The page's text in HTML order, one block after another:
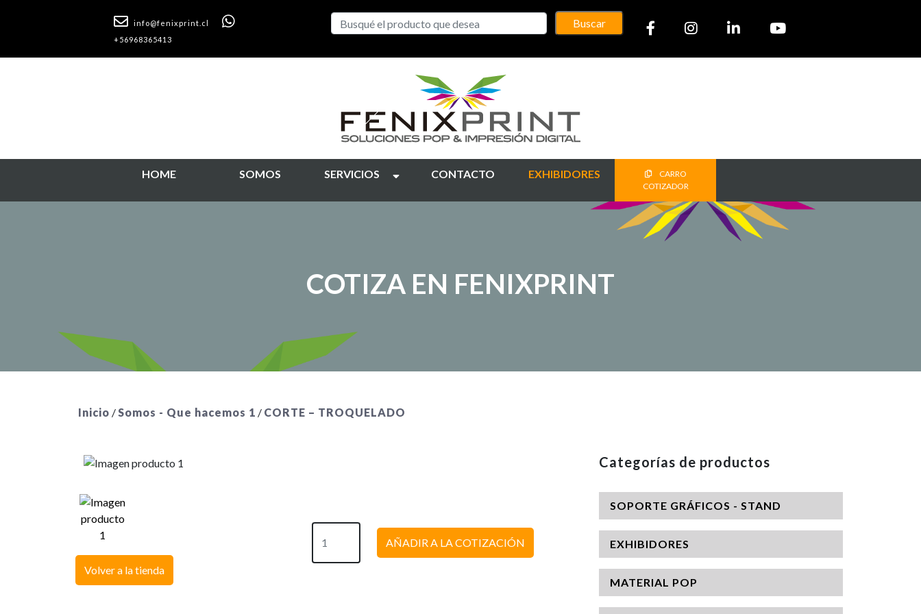
info@fenixprint.cl
+56968365413
Buscar
HOME SOMOS SERVICIOS CONTACTO EXHIBIDORES
CARRO
COTIZADOR
COTIZA EN FENIXPRINT
Inicio /Somos - Que hacemos 1 / CORTE – TROQUELADO
Volver a la tienda
AÑADIR A LA COTIZACIÓN
Categorías de productos
SOPORTE GRÁFICOS - STAND
EXHIBIDORES
MATERIAL POP